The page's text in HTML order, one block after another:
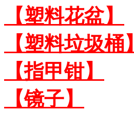
【塑料花盆】
【塑料垃圾桶】
【指甲钳】
【镜子】